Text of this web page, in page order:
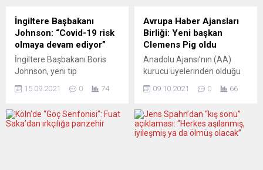
Gazetemiz, Federal
Almanya’nın Ulm kentinde
Mustafa Bozdurgut
tarafından 1992 yılında
kuruldu...
hava dalgalarının, uzun
kuraklık dönemlerinin ve
artan su...
İngiltere Başbakanı
Johnson: “Covid-19 risk
olmaya devam ediyor”
İngiltere Başbakanı Boris
Johnson, yeni tip
salgınının hâlâ bir risk
belirtti, henüz aşı
olmayanların aşılarını
15.09.2021 0 74
Avrupa Haber Ajansları
Birliği: Yeni başkan
Clemens Pig oldu
Anadolu Ajansı’nın (AA)
kurucu üyelerinden olduğu
Birliğinin (EANA) yeni
üyeleri belirlendi. Avusturya
Haber Ajansı APA’nın 75’inci
09.10.2021 0 66